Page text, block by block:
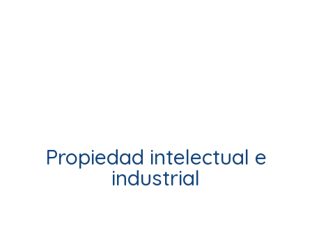
Propiedad intelectual e
industrial